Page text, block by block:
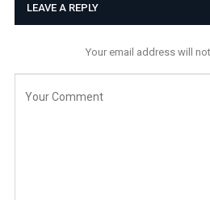
LEAVE A REPLY
Your email address will